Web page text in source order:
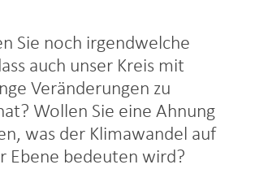
Sie noch irgendwelche
auch unser Kreis mit
Veränderungen zu
Wollen Sie eine Ahnung
was der Klimawandel auf
Ebene bedeuten wird?